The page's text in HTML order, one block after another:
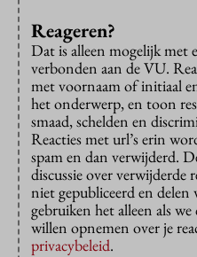
Reageren?
Dat is alleen mogelijk met
verbonden aan de VU.
met voornaam of initiaal
het onderwerp, en toon
smaad, schelden en
Reacties met url’s erin
spam en dan verwijderd.
discussie over verwijderde
niet gepubliceerd en
gebruiken het alleen als
willen opnemen over je
privacybeleid.